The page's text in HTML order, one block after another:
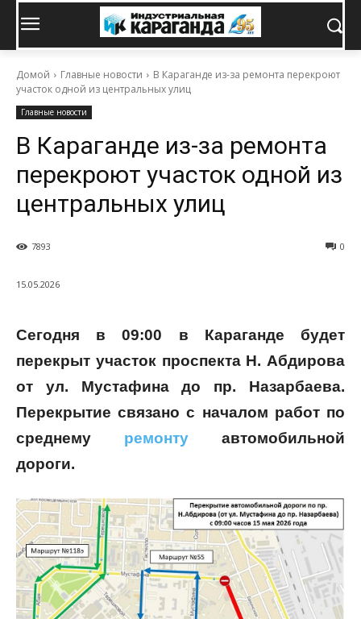
Домой Главные новости
В Караганде из-за ремонта перекроют
участок одной из центральных улиц
Главные новости
В Караганде из-за ремонта
перекроют участок одной из
центральных улиц
0
7893
15.05.2026
Сегодня в 09:00 в Караганде будет
перекрыт участок проспекта Н. Абдирова
от ул. Мустафина до пр. Назарбаева.
Перекрытие связано с началом работ по
среднему ремонту автомобильной
дороги.